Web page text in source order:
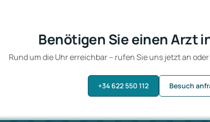
Benötigen Sie einen Arzt
Rund um die Uhr erreichbar – rufen Sie uns jetzt an
+34 622 550 112 Besuch